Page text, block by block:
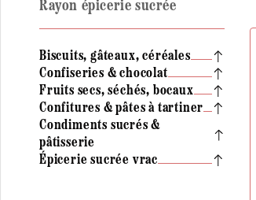
Rayon épicerie sucrée
Biscuits, gâteaux, céréales
Confiseries & chocolat
Fruits secs, séchés, bocaux
Confitures & pâtes à tartiner
Condiments sucrés &
pâtisserie
Épicerie sucrée vrac